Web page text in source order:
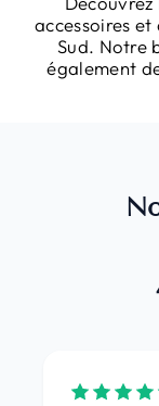
accessoires
Sud. Notre
également